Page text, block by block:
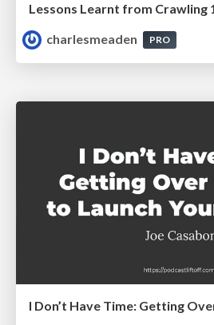
Lessons Learnt from Crawling
charlesmeaden
PRO